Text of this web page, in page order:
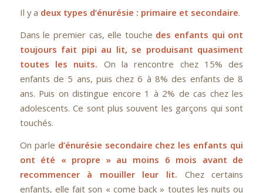
Il y a deux types d’énurésie : primaire et secondaire.
Dans le premier cas, elle touche des enfants qui ont
toujours fait pipi au lit, se produisant quasiment
toutes les nuits. On la rencontre chez 15% des
enfants de 5 ans, puis chez 6 à 8% des enfants de 8
ans. Puis on distingue encore 1 à 2% de cas chez les
adolescents. Ce sont plus souvent les garçons qui sont
touchés.
On parle d’énurésie secondaire chez les enfants qui
ont été « propre » au moins 6 mois avant de
recommencer à mouiller leur lit. Chez certains
enfants, elle fait son « come back » toutes les nuits ou